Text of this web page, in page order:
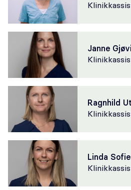
Janne
Ragnhild
Linda